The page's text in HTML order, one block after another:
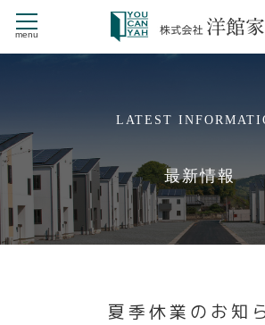
menu
NEW STYLE
新・戸建賃貸住宅
デザイナーズ CHERILA
洋館家の施工事例
洋館家が選ばれる
LATEST
最新情報
夏季休業のお知